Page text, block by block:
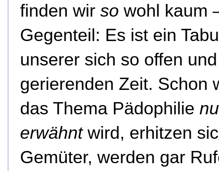
finden wir so wohl kaum
Gegenteil: Es ist ein
unserer sich so offen
gerierenden Zeit. Schon
das Thema Pädophilie
erwähntwird, erhitzen
Gemüter, werden gar